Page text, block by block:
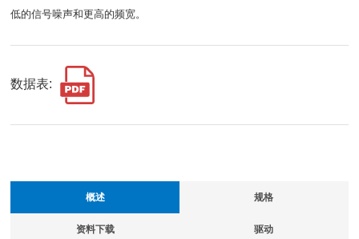
低的信号噪声和更高的频宽。
数据表:
概述 规格
资料下载 驱动